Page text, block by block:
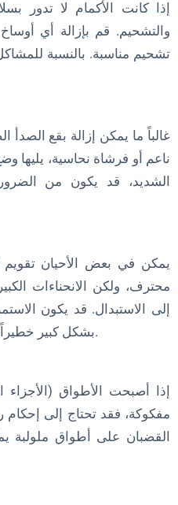
إذا كانت الأكمام لا تدور
والتشحيم. قم بإزالة أي
تشحيم مناسبة. بالنسبة
غالباً ما يمكن إزالة بقع
ناعم أو فرشاة نحاسية، يليها
الشديد، قد يكون من
يمكن في بعض الأحيان تقويم
محترف، ولكن الانحناءات
إلى الاستبدال. قد يكون
بشكل كبير خطيراً وقد يؤدي إلى إبطال الضمانات.
إذا أصبحت الأطواق (الأجزاء
مفكوكة، فقد تحتاج إلى إحكام
القضبان على أطواق ملولبة